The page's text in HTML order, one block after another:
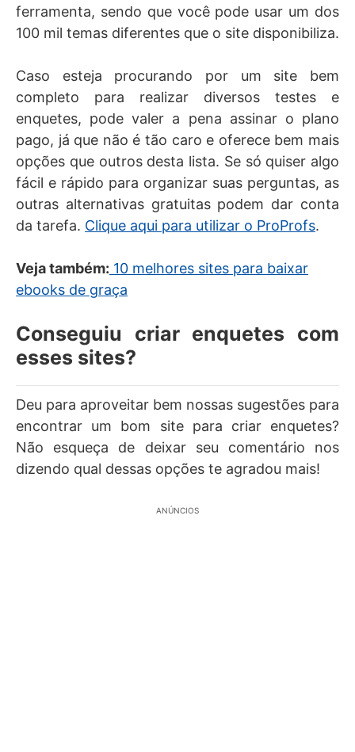
ferramenta, sendo que você pode usar um dos
100 mil temas diferentes que o site disponibiliza.
Caso esteja procurando por um site bem
completo para realizar diversos testes e
enquetes, pode valer a pena assinar o plano
pago, já que não é tão caro e oferece bem mais
opções que outros desta lista. Se só quiser algo
fácil e rápido para organizar suas perguntas, as
outras alternativas gratuitas podem dar conta
da tarefa. Clique aqui para utilizar o ProProfs.
Veja também: 10 melhores sites para baixar
ebooks de graça
Conseguiu criar enquetes com
esses sites?
Deu para aproveitar bem nossas sugestões para
encontrar um bom site para criar enquetes?
Não esqueça de deixar seu comentário nos
dizendo qual dessas opções te agradou mais!
ANÚNCIOS